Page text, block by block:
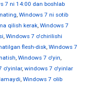
7 ni 14:00 dan boshlab
, Windows 7 ni sotib
qilish kerak, Windows 7
, Windows 7 o'chirilishi
flesh-disk, Windows 7
, Windows 7 o'yin,
o'yinlar, windows 7 o'yinlar
, Windows 7 olib